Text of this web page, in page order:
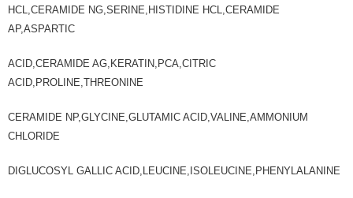
HCL,CERAMIDE NG,SERINE,HISTIDINE HCL,CERAMIDE
AP,ASPARTIC
ACID,CERAMIDE AG,KERATIN,PCA,CITRIC
ACID,PROLINE,THREONINE
CERAMIDE NP,GLYCINE,GLUTAMIC ACID,VALINE,AMMONIUM
CHLORIDE
DIGLUCOSYL GALLIC ACID,LEUCINE,ISOLEUCINE,PHENYLALANINE